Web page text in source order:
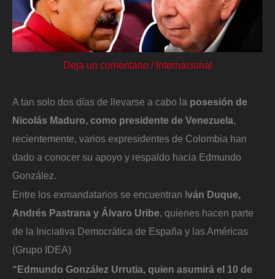
Deja un comentario / Internacional
A tan solo dos días de llevarse a cabo la posesión de
Nicolás Maduro, como presidente de Venezuela,
recientemente, varios expresidentes de Colombia han
dado a conocer su apoyo y respaldo hacia Edmundo
González.
Entre los exmandatarios se encuentran I ván Duque,
Andrés Pastrana y Álvaro Uribe, quienes hacen parte
de la Iniciativa Democrática de España y las Américas
(Grupo IDEA)
“Edmundo González Urrutia, quien asumirá el 10 de